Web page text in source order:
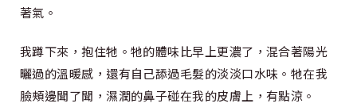
著氣。
我蹲下來，抱住牠。牠的體味比早上更濃了，混合著陽光
曬過的溫暖感，還有自己舔過毛髮的淡淡口水味。牠在我
臉頰邊聞了聞，濕潤的鼻子碰在我的皮膚上，有點涼。